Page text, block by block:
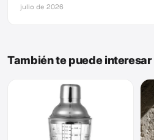
julio de 2026
También te puede interesar